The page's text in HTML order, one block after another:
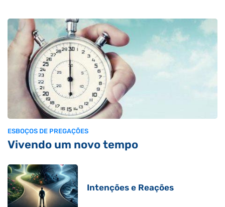
ESBOÇOS DE PREGAÇÕES
Vivendo um novo tempo
Intenções e Reações